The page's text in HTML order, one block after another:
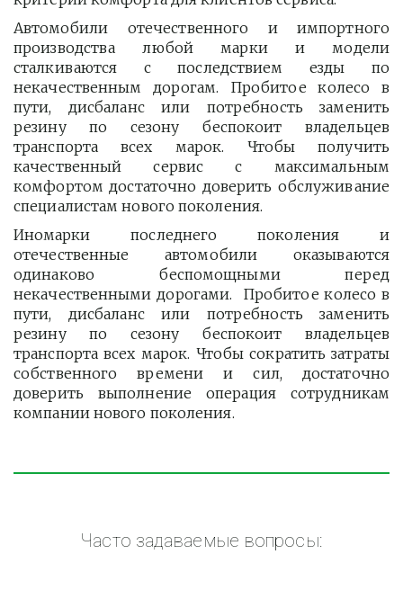
Автомобили отечественного и импортного
производства любой марки и модели
сталкиваются с последствием езды по
некачественным дорогам. Пробитое колесо в
пути, дисбаланс или потребность заменить
резину по сезону беспокоит владельцев
транспорта всех марок. Чтобы получить
качественный сервис с максимальным
комфортом достаточно доверить обслуживание
специалистам нового поколения.
Иномарки последнего поколения и
отечественные автомобили оказываются
одинаково беспомощными перед
некачественными дорогами. Пробитое колесо в
пути, дисбаланс или потребность заменить
резину по сезону беспокоит владельцев
транспорта всех марок. Чтобы сократить затраты
собственного времени и сил, достаточно
доверить выполнение операция сотрудникам
компании нового поколения.
Часто задаваемые вопросы: